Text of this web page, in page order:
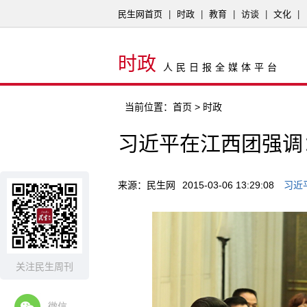
关注民生周刊
民生网首页 时政 教育 访谈 文化
时政 人民日报全媒体平台
当前位置： 首页 > 时政
习近平在江西团强
来源：民生网 2015-03-06 13:29:08 习近